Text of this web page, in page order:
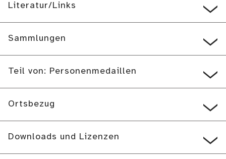
Literatur/Links
Sammlungen
Teil von: Personenmedaillen
Ortsbezug
Downloads und Lizenzen